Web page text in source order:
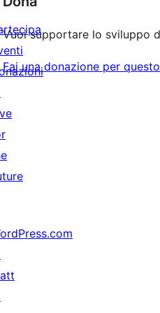
Vuoi supportare lo sviluppo
Fai una donazione per